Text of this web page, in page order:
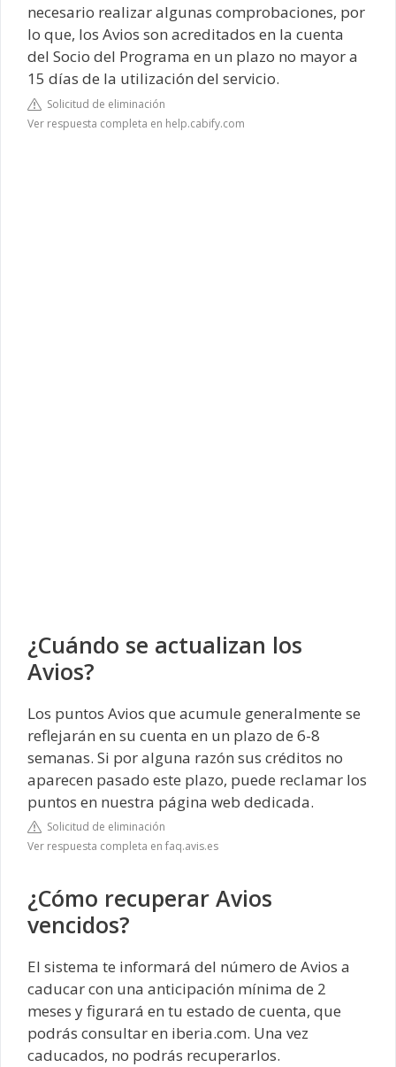
necesario realizar algunas comprobaciones, por
lo que, los Avios son acreditados en la cuenta
del Socio del Programa en un plazo no mayor a
15 días de la utilización del servicio.
Solicitud de eliminación
Ver respuesta completa en help.cabify.com
¿Cuándo se actualizan los
Avios?
Los puntos Avios que acumule generalmente se
reflejarán en su cuenta en un plazo de 6-8
semanas. Si por alguna razón sus créditos no
aparecen pasado este plazo, puede reclamar los
puntos en nuestra página web dedicada.
Solicitud de eliminación
Ver respuesta completa en faq.avis.es
¿Cómo recuperar Avios
vencidos?
El sistema te informará del número de Avios a
caducar con una anticipación mínima de 2
meses y figurará en tu estado de cuenta, que
podrás consultar en iberia.com. Una vez
caducados, no podrás recuperarlos.